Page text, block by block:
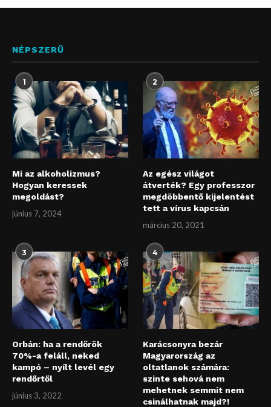
NÉPSZERŰ
1
Mi az alkoholizmus?
Hogyan keressek
megoldást?
június 7, 2024
2
Az egész világot
átverték? Egy professzor
megdöbbentő kijelentést
tett a vírus kapcsán
március 20, 2021
3
Orbán: ha a rendőrök
70%-a feláll, neked
kampó – nyílt levél egy
rendőrtől
június 3, 2022
4
Karácsonyra bezár
Magyarország az
oltatlanok számára:
szinte sehová nem
mehetnek semmit nem
csinálhatnak majd?!